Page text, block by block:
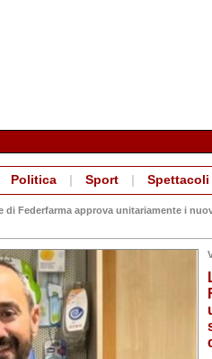
Politica | Sport | Spettacoli
di Federfarma approva unitariamente i